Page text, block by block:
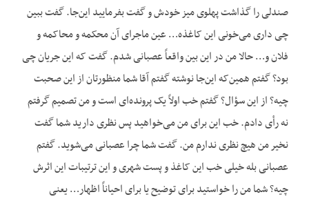
صندلی را گذاشت پهلوی میز خودش و گفت بفرمایید این‌جا. گفت ببین
چی داری می‌خونی این کاغذه… عین ماجرای آن محکمه و محاکمه و
فلان و… حالا من در این بین واقعاً عصبانی شدم. گفت که این جریان چی
بود؟ گفتم همین‌که این‌جا نوشته گفتم آقا شما منظورتان از این صحبت
چیه؟ از این سؤال؟ گفتم خب اولاً یک پرونده‌ای است و من تصمیم گرفتم
نه رأی دادم. خب این برای من می‌خواهید پس نظری دارید شما گفت
نخیر من هیچ نظری ندارم من. گفت شما چرا عصبانی می‌شوید. گفتم
عصبانی بله خیلی خب این کاغذ و پست شهری و این ترتیبات این اثرش
چیه؟ شما من را خواستید برای توضیح یا برای احیاناً اظهار… یعنی